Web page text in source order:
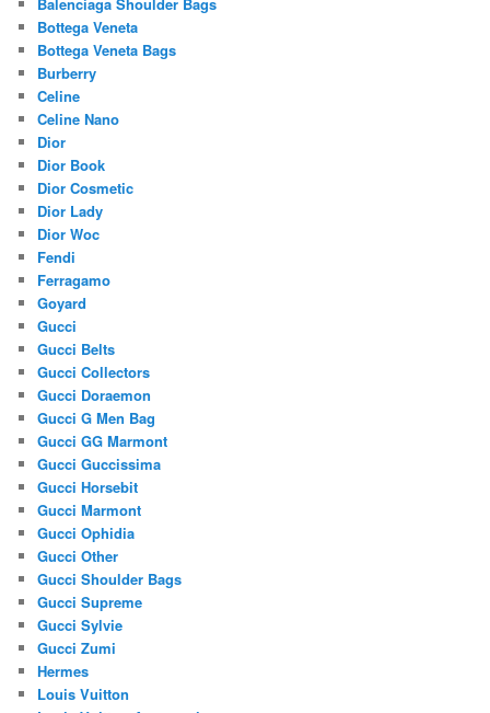
Bottega Veneta
Bottega Veneta Bags
Burberry
Celine
Celine Nano
Dior
Dior Book
Dior Cosmetic
Dior Lady
Dior Woc
Fendi
Ferragamo
Goyard
Gucci
Gucci Belts
Gucci Collectors
Gucci Doraemon
Gucci G Men Bag
Gucci GG Marmont
Gucci Guccissima
Gucci Horsebit
Gucci Marmont
Gucci Ophidia
Gucci Other
Gucci Shoulder Bags
Gucci Supreme
Gucci Sylvie
Gucci Zumi
Hermes
Louis Vuitton